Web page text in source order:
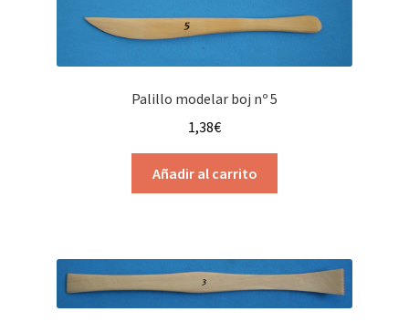
Palillo modelar boj nº 5
1,38€
Añadir al carrito